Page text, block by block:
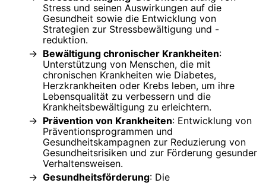
Stress und seinen Auswirkungen auf die
Gesundheit sowie die Entwicklung von
Strategien zur Stressbewältigung und -
reduktion.
Bewältigung chronischer Krankheiten:
Unterstützung von Menschen, die mit
chronischen Krankheiten wie Diabetes,
Herzkrankheiten oder Krebs leben, um ihre
Lebensqualität zu verbessern und die
Krankheitsbewältigung zu erleichtern.
Prävention von Krankheiten: Entwicklung von
Präventionsprogrammen und
Gesundheitskampagnen zur Reduzierung von
Gesundheitsrisiken und zur Förderung gesunder
Verhaltensweisen.
Gesundheitsförderung: Die